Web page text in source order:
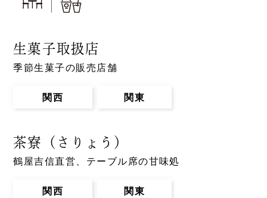
生菓子取扱店
季節生菓子の販売店舗
関西 関東
茶寮（さりょう）
鶴屋吉信直営、テーブル席の甘味処
関西 関東